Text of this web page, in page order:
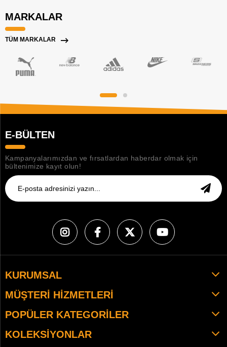
MARKALAR
TÜM MARKALAR
E-BÜLTEN
Kampanyalarımızdan ve fırsatlardan haberdar olmak için
bültenimize kayıt olun!
KURUMSAL
MÜŞTERI HIZMETLERI
POPÜLER KATEGORILER
KOLEKSIYONLAR